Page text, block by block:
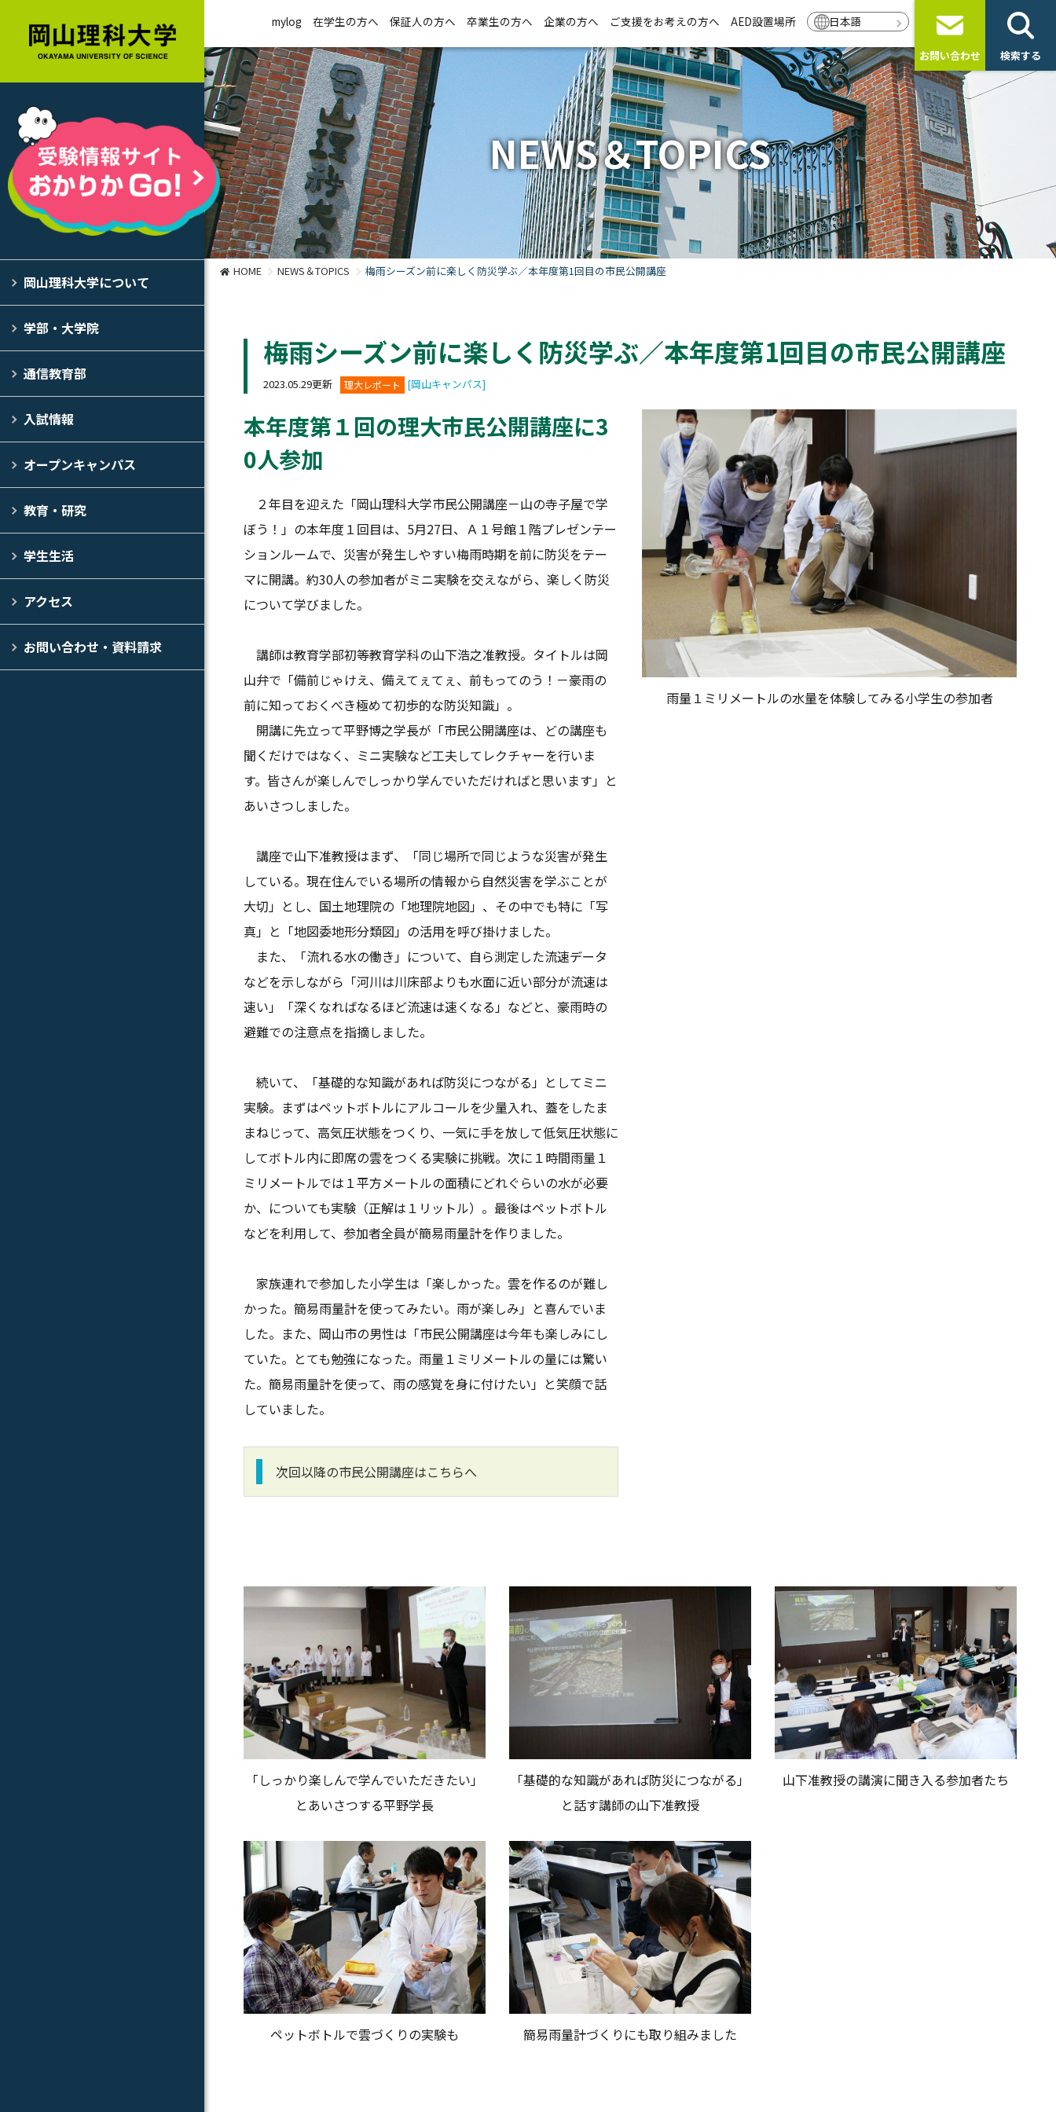
岡山理科大学について
学部・大学院
通信教育部
入試情報
オープンキャンパス
教育・研究
学生生活
アクセス
お問い合わせ・資料請求
mylog 在学生の方へ 保証人の方へ 卒業生の方へ 企業の方へ ご支援をお考えの方へ AED設置場所 日本語
お問い合わせ 検索する
NEWS＆TOPICS
HOME NEWS＆TOPICS 梅雨シーズン前に楽しく防災学ぶ／本年度第1回目の市民公開講座
梅雨シーズン前に楽しく防災学ぶ／本年度第1回目の市民公開講座
2023.05.29更新 理大レポート [岡山キャンパス]
雨量１ミリメートルの水量を体験してみる小学生の参加者
本年度第１回の理大市民公開講座に3
0人参加
２年目を迎えた「岡山理科大学市民公開講座－山の寺子屋で学
ぼう！」の本年度１回目は、5月27日、Ａ１号館１階プレゼンテー
ションルームで、災害が発生しやすい梅雨時期を前に防災をテー
マに開講。約30人の参加者がミニ実験を交えながら、楽しく防災
について学びました。
講師は教育学部初等教育学科の山下浩之准教授。タイトルは岡
山弁で「備前じゃけえ、備えてぇてぇ、前もってのう！－豪雨の
前に知っておくべき極めて初歩的な防災知識」。
開講に先立って平野博之学長が「市民公開講座は、どの講座も
聞くだけではなく、ミニ実験など工夫してレクチャーを行いま
す。皆さんが楽しんでしっかり学んでいただければと思います」と
あいさつしました。
講座で山下准教授はまず、「同じ場所で同じような災害が発生
している。現在住んでいる場所の情報から自然災害を学ぶことが
大切」とし、国土地理院の「地理院地図」、その中でも特に「写
真」と「地図委地形分類図」の活用を呼び掛けました。
また、「流れる水の働き」について、自ら測定した流速データ
などを示しながら「河川は川床部よりも水面に近い部分が流速は
速い」「深くなればなるほど流速は速くなる」などと、豪雨時の
避難での注意点を指摘しました。
続いて、「基礎的な知識があれば防災につながる」としてミニ
実験。まずはペットボトルにアルコールを少量入れ、蓋をしたま
まねじって、高気圧状態をつくり、一気に手を放して低気圧状態に
してボトル内に即席の雲をつくる実験に挑戦。次に１時間雨量１
ミリメートルでは１平方メートルの面積にどれぐらいの水が必要
か、についても実験（正解は１リットル）。最後はペットボトル
などを利用して、参加者全員が簡易雨量計を作りました。
家族連れで参加した小学生は「楽しかった。雲を作るのが難し
かった。簡易雨量計を使ってみたい。雨が楽しみ」と喜んでいま
した。また、岡山市の男性は「市民公開講座は今年も楽しみにし
ていた。とても勉強になった。雨量１ミリメートルの量には驚い
た。簡易雨量計を使って、雨の感覚を身に付けたい」と笑顔で話
していました。
次回以降の市民公開講座はこちらへ
「しっかり楽しんで学んでいただきたい」
とあいさつする平野学長
「基礎的な知識があれば防災につながる」
と話す講師の山下准教授
山下准教授の講演に聞き入る参加者たち
ペットボトルで雲づくりの実験も 簡易雨量計づくりにも取り組みました